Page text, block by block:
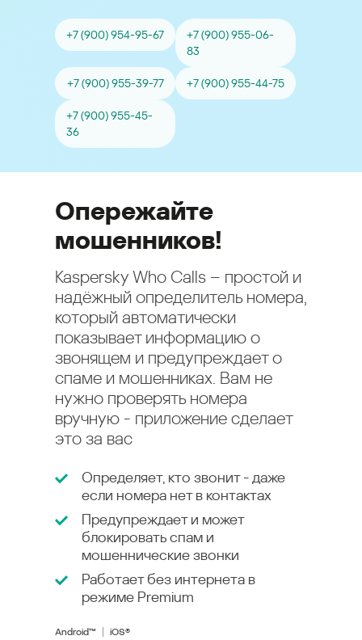
+7 (900) 954-95-67
+7 (900) 955-06-
83
+7 (900) 955-39-77 +7 (900) 955-44-75
+7 (900) 955-45-
36
Опережайте
мошенников!
Kaspersky Who Calls – простой и
надёжный определитель номера,
который автоматически
показывает информацию о
звонящем и предупреждает о
спаме и мошенниках. Вам не
нужно проверять номера
вручную - приложение сделает
это за вас
Определяет, кто звонит - даже
если номера нет в контактах
Предупреждает и может
блокировать спам и
мошеннические звонки
Работает без интернета в
режиме Premium
Android™ iOS®